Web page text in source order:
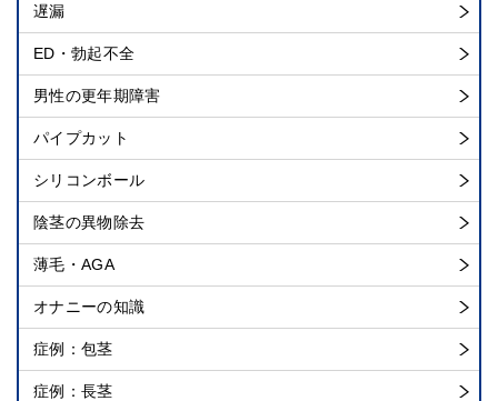
遅漏
ED・勃起不全
男性の更年期障害
パイプカット
シリコンボール
陰茎の異物除去
薄毛・AGA
オナニーの知識
症例：包茎
症例：長茎